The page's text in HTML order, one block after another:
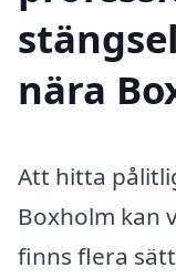
nära
Att hitta
Boxholm kan
finns flera